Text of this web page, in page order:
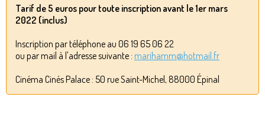
Tarif de 5 euros pour toute inscription avant le 1er mars
2022 (inclus)
Inscription par téléphone au 06 19 65 06 22
ou par mail à l'adresse suivante : marihamm@hotmail.fr
Cinéma Cinés Palace : 50 rue Saint-Michel, 88000 Épinal